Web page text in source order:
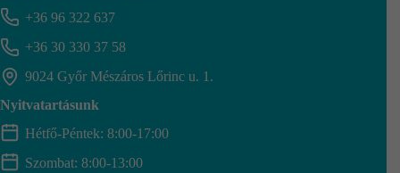
+36 96 322 637
+36 30 330 37 58
9024 Győr Mészáros Lőrinc u. 1.
Nyitvatartásunk
Hétfő-Péntek: 8:00-17:00
Szombat: 8:00-13:00